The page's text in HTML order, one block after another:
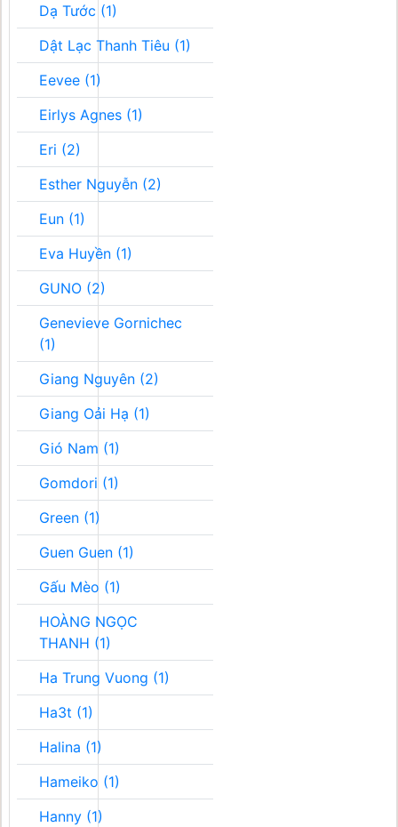
Dạ Tước (1)
Dật Lạc Thanh Tiêu (1)
Eevee (1)
Eirlys Agnes (1)
Eri (2)
Esther Nguyễn (2)
Eun (1)
Eva Huyền (1)
GUNO (2)
Genevieve Gornichec
(1)
Giang Nguyên (2)
Giang Oải Hạ (1)
Gió Nam (1)
Gomdori (1)
Green (1)
Guen Guen (1)
Gấu Mèo (1)
HOÀNG NGỌC
THANH (1)
Ha Trung Vuong (1)
Ha3t (1)
Halina (1)
Hameiko (1)
Hanny (1)